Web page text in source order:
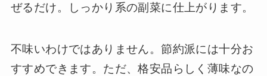
ぜるだけ。しっかり系の副菜に仕上がります。
不味いわけではありません。節約派には十分お
すすめできます。ただ、格安品らしく薄味なの